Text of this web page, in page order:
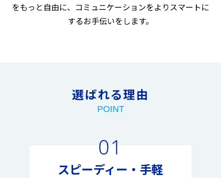
をもっと自由に、コミュニケーションをよりスマートに
するお手伝いをします。
選ばれる理由
POINT
01
スピーディー・手軽